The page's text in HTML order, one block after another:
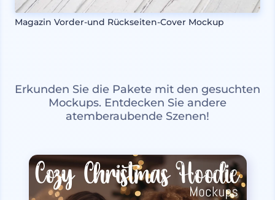
Magazin Vorder-und Rückseiten-Cover Mockup
Erkunden Sie die Pakete mit den gesuchten
Mockups. Entdecken Sie andere
atemberaubende Szenen!